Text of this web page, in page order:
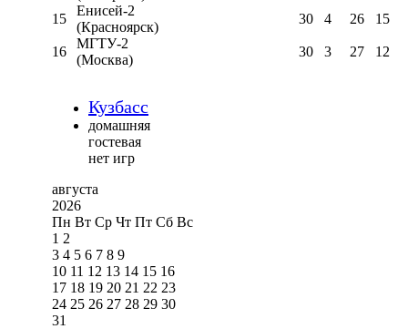
15
Енисей-2
(Красноярск)
30 4 26 15
16
МГТУ-2
(Москва)
30 3 27 12
Кузбасс
домашняя
гостевая
нет игр
августа
2026
Пн Вт Ср Чт Пт Сб Вс
1 2
3 4 5 6 7 8 9
10 11 12 13 14 15 16
17 18 19 20 21 22 23
24 25 26 27 28 29 30
31